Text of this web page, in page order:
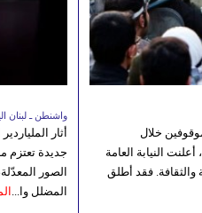
واشنطن ـ لبنان
أثار
جديدة تعتزم
الصور
المضلل وا...
خلال
النيابة العامة
فقد أطلق